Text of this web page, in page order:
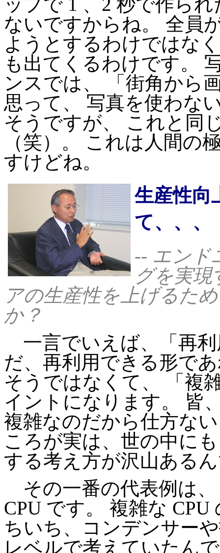
ないですからね。 全員
ようとするわけではな
も出てくるわけです。
ンスでは、 「街角から
思って、 写真を使わな
そうですが、 これと同
（笑）。 これは人間の
すけどね。
生産性向
て、、、
-- エンド
グを実
アの生産性を上げるた
か？
一言でいえば、「再
だ、再利用できる形で
そうではなくて、 「複
イントになります。 皆
複雑なのだから仕方な
ころが実は、世の中に
する考え方が沢山ある
その一番の代表例は
CPU です。 複雑な
ちいち、コンデンサー
レベルで考えていたん